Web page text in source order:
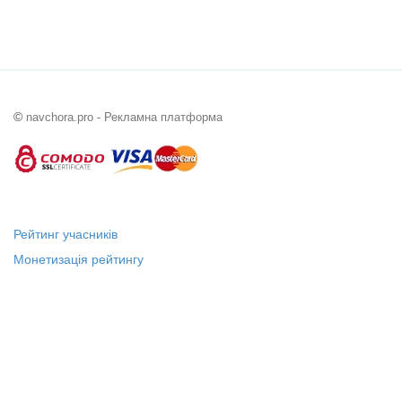
© navchora.pro - Рекламна платформа
Рейтинг учасників
Монетизація рейтингу